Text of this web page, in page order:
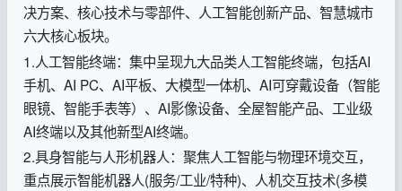
决方案、核心技术与零部件、人工智能创新产品、智慧城市
六大核心板块。
1.人工智能终端：集中呈现九大品类人工智能终端，包括AI
手机、AI PC、AI平板、大模型一体机、AI可穿戴设备（智能
眼镜、智能手表等）、AI影像设备、全屋智能产品、工业级
AI终端以及其他新型AI终端。
2.具身智能与人形机器人：聚焦人工智能与物理环境交互，
重点展示智能机器人(服务/工业/特种)、人机交互技术(多模